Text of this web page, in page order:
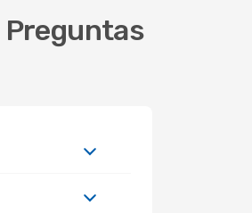
Preguntas